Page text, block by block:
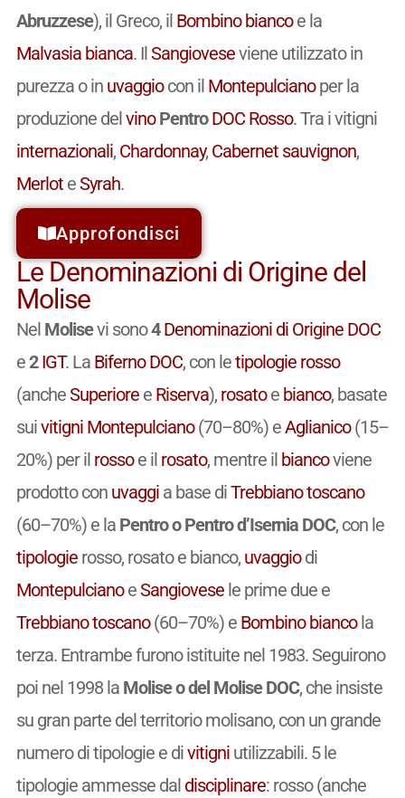
Abruzzese), il Greco, il Bombino biancoe la
Malvasia bianca. IlSangioveseviene utilizzato in
purezza o in uvaggiocon il Montepulcianoper la
produzione delvinoPentroDOC Rosso. Tra i vitigni
internazionali, Chardonnay, Cabernet sauvignon,
MerloteSyrah.
Approfondisci
Le Denominazioni di Origine del
Molise
Nel Molisevi sono4Denominazioni di Origine DOC
e2IGT. La Biferno DOC, con letipologie rosso
(ancheSuperioree Riserva), rosatoe bianco, basate
suivitigni Montepulciano(70–80%) eAglianico(15–
20%) per il rossoe il rosato, mentre il biancoviene
prodotto con uvaggia base diTrebbiano toscano
(60–70%) e laPentro o Pentro d’Isernia DOC, con le
tipologierosso, rosato e bianco, uvaggiodi
MontepulcianoeSangiovesele prime due e
Trebbiano toscano(60–70%) e Bombino biancola
terza. Entrambe furono istituite nel 1983. Seguirono
poi nel 1998 la Molise o del Molise DOC, che insiste
su gran parte del territorio molisano, con un grande
numero di tipologie e divitigniutilizzabili. 5 le
tipologie ammesse dal disciplinare: rosso (anche